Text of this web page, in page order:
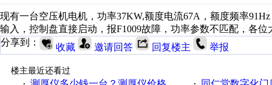
现有一台空压机电机，功率37KW,额度电流67A，额度频率
输入，控制盘直接启动，报F1009故障，功率参数不匹配，各
分享到：
收藏 邀请回答 回复楼主 举报
楼主最近还看过